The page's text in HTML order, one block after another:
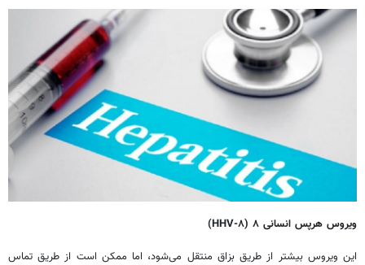
ویروس هرپس انسانی ۸ ( HHV-۸)
این ویروس بیشتر از طریق بزاق منتقل می‌شود، اما ممکن است از طریق تماس